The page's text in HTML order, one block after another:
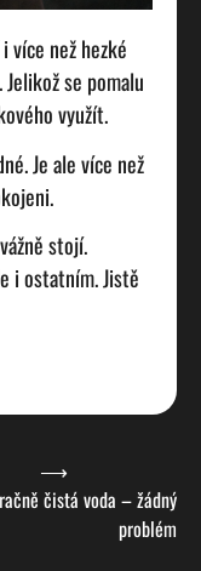
více než hezké
se pomalu
využít.
Je ale více než
stojí.
i ostatním. Jistě
čistá voda – žádný
problém
⟶